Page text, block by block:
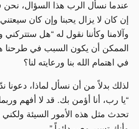
عندما نسأل الرب هذا السؤال، نحن
إن كان لا يزال يحبنا وإن كان سيعتني
وآلامنا وكأننا نقول له “هل
الممكن أن يكون السبب في طرحنا
في اهتمام الله بنا ورعايته لنا؟
لذلك بدلاً من أن نسأل لماذا، دعونا
“يا رب، أنا أؤمن بك. قد لا أفهم
تحدث مثل هذه الأمور السيئة